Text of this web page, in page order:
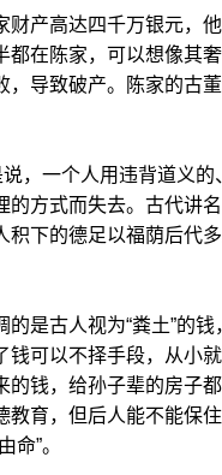
财产高达四千万银元，
都在陈家，可以想像其
导致破产。陈家的古董
，一个人用违背道义的
的方式而失去。古代讲
下的德足以福荫后代多
是古人视为“粪土”的钱
钱可以不择手段，从小
的钱，给孙子辈的房子
教育，但后人能不能保
”。